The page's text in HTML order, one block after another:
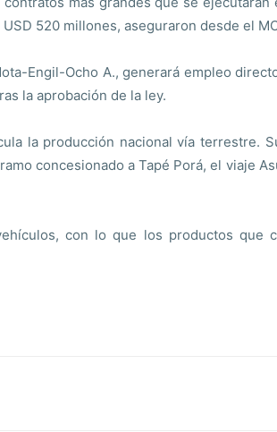
520 millones, aseguraron desde el
Engil-Ocho A., generará empleo
la aprobación de la ley.
la producción nacional vía terrestre.
concesionado a Tapé Porá, el viaje
con lo que los productos que